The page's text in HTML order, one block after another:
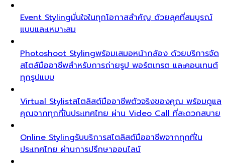
Event Stylingมั่นใจในทุกโอกาสสำคัญ ด้วยลุคที่สมบูรณ์
แบบและเหมาะสม
Photoshoot Stylingพร้อมเสมอหน้ากล้อง ด้วยบริการจัด
สไตล์มืออาชีพสำหรับการถ่ายรูป พอร์ตเทรต และคอนเทนต์
ทุกรูปแบบ
Virtual Stylistสไตลิสต์มืออาชีพตัวจริงของคุณ พร้อมดูแล
คุณจากทุกที่ในประเทศไทย ผ่าน Video Call ที่สะดวกสบาย
Online Stylingรับบริการสไตลิสต์มืออาชีพจากทุกที่ใน
ประเทศไทย ผ่านการปรึกษาออนไลน์